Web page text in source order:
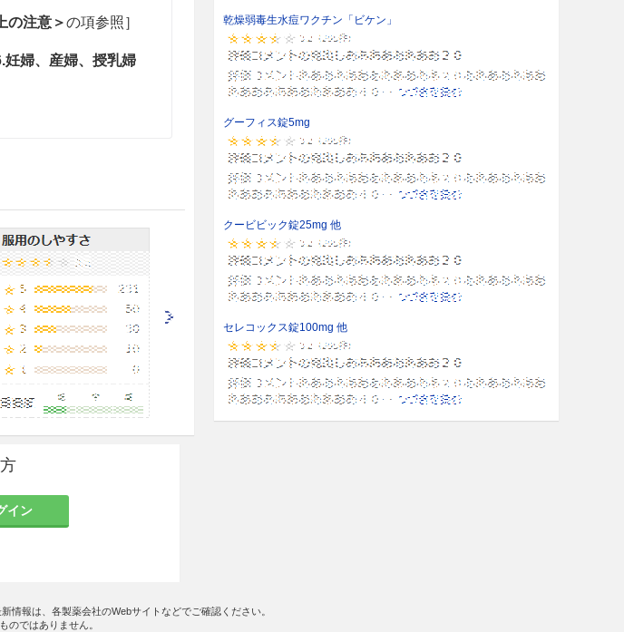
の注意＞の項参照］
妊婦、産婦、授乳婦
房細動、除細動後
ないし2回に分けて
に分けて食後に経口
投与を中止するこ
イン
乾燥弱毒生水痘ワクチン「ビケン」
グーフィス錠5mg
クービビック錠25mg 他
セレコックス錠100mg 他
情報は、各製薬会社のWebサイトなどでご確認ください。
のではありません。